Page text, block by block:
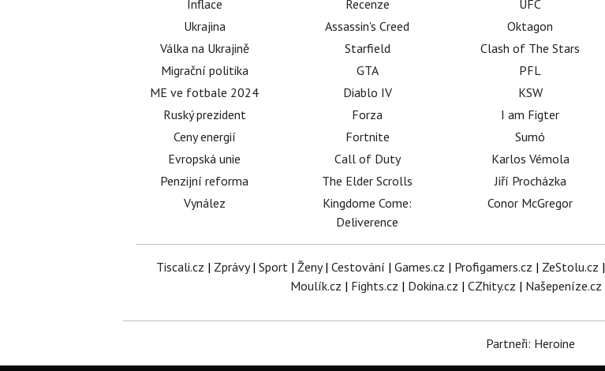
Inflace
Ukrajina
Válka na Ukrajině
Migrační politika
ME ve fotbale 2024
Ruský prezident
Ceny energií
Evropská unie
Penzijní reforma
Vynález
Recenze
Assassin's Creed
Starfield
GTA
Diablo IV
Forza
Fortnite
Call of Duty
The Elder Scrolls
Kingdome Come:
Deliverence
UFC
Oktagon
Clash of The Stars
PFL
KSW
I am Figter
Sumó
Karlos Vémola
Jiří Procházka
Conor McGregor
Tiscali.cz | Zprávy| Sport| Ženy| Cestování | Games.cz | Profigamers.cz | ZeStolu.cz |
Moulík.cz | Fights.cz | Dokina.cz | CZhity.cz | Našepeníze.cz
Partneři: Heroine